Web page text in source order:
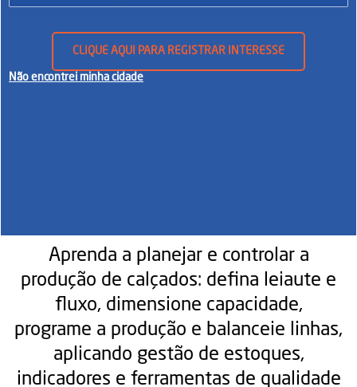
CLIQUE AQUI PARA REGISTRAR INTERESSE
Não encontrei minha cidade
Aprenda a planejar e controlar a
produção de calçados: defina leiaute e
fluxo, dimensione capacidade,
programe a produção e balanceie linhas,
aplicando gestão de estoques,
indicadores e ferramentas de qualidade